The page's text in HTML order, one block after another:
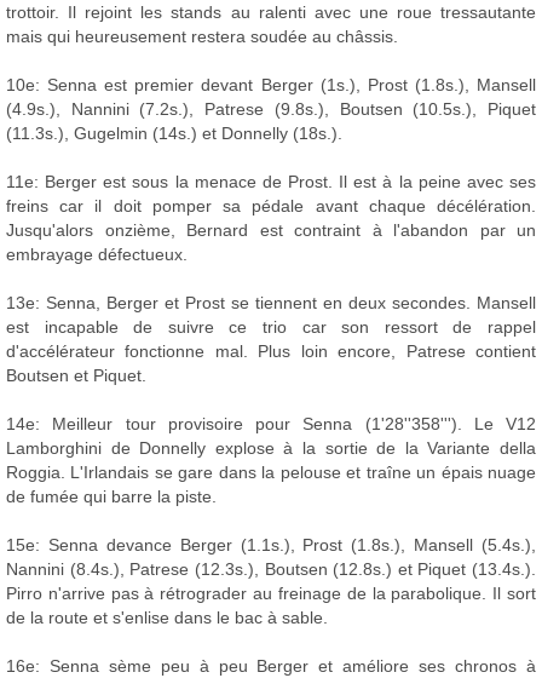
trottoir. Il rejoint les stands au ralenti avec une roue tressautante
mais qui heureusement restera soudée au châssis.
10e: Senna est premier devant Berger (1s.), Prost (1.8s.), Mansell
(4.9s.), Nannini (7.2s.), Patrese (9.8s.), Boutsen (10.5s.), Piquet
(11.3s.), Gugelmin (14s.) et Donnelly (18s.).
11e: Berger est sous la menace de Prost. Il est à la peine avec ses
freins car il doit pomper sa pédale avant chaque décélération.
Jusqu'alors onzième, Bernard est contraint à l'abandon par un
embrayage défectueux.
13e: Senna, Berger et Prost se tiennent en deux secondes. Mansell
est incapable de suivre ce trio car son ressort de rappel
d'accélérateur fonctionne mal. Plus loin encore, Patrese contient
Boutsen et Piquet.
14e: Meilleur tour provisoire pour Senna (1'28''358'''). Le V12
Lamborghini de Donnelly explose à la sortie de la Variante della
Roggia. L'Irlandais se gare dans la pelouse et traîne un épais nuage
de fumée qui barre la piste.
15e: Senna devance Berger (1.1s.), Prost (1.8s.), Mansell (5.4s.),
Nannini (8.4s.), Patrese (12.3s.), Boutsen (12.8s.) et Piquet (13.4s.).
Pirro n'arrive pas à rétrograder au freinage de la parabolique. Il sort
de la route et s'enlise dans le bac à sable.
16e: Senna sème peu à peu Berger et améliore ses chronos à